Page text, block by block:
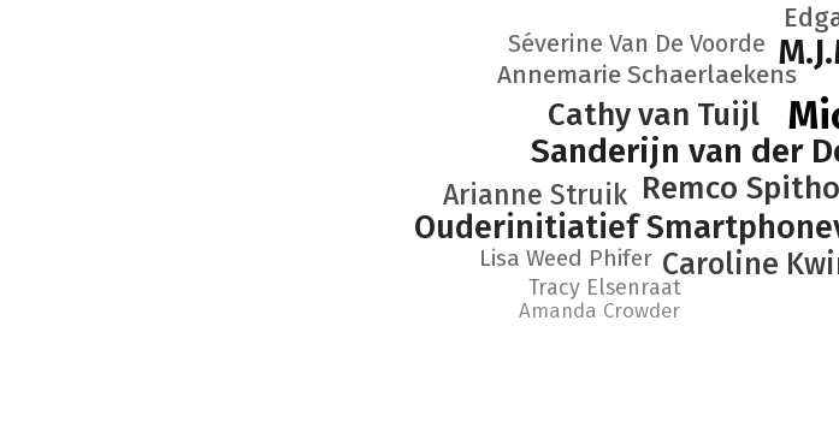
Sanderijn van der
Ouderinitiatief
Cathy van Tuijl
Remco
Caroline
Arianne Struik
Annemarie Schaerlaekens
Séverine Van De Voorde
Lisa Weed Phifer
Tracy Elsenraat
Amanda Crowder